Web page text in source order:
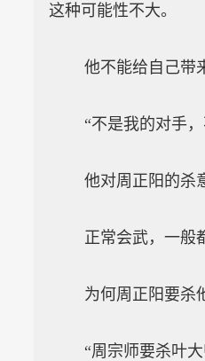
这种可能性不大。
他不能给自己带来
“不是我的对手，不
他对周正阳的杀意
正常会武，一般都
为何周正阳要杀
“周宗师要杀叶大